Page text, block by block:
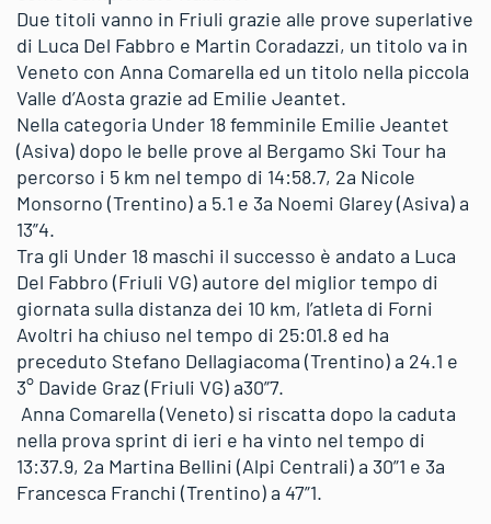
Due titoli vanno in Friuli grazie alle prove superlative
di Luca Del Fabbro e Martin Coradazzi, un titolo va in
Veneto con Anna Comarella ed un titolo nella piccola
Valle d’Aosta grazie ad Emilie Jeantet.
Nella categoria Under 18 femminile Emilie Jeantet
(Asiva) dopo le belle prove al Bergamo Ski Tour ha
percorso i 5 km nel tempo di 14:58.7, 2a Nicole
Monsorno (Trentino) a 5.1 e 3a Noemi Glarey (Asiva) a
13”4.
Tra gli Under 18 maschi il successo è andato a Luca
Del Fabbro (Friuli VG) autore del miglior tempo di
giornata sulla distanza dei 10 km, l’atleta di Forni
Avoltri ha chiuso nel tempo di 25:01.8 ed ha
preceduto Stefano Dellagiacoma (Trentino) a 24.1 e
3° Davide Graz (Friuli VG) a30”7.
Anna Comarella (Veneto) si riscatta dopo la caduta
nella prova sprint di ieri e ha vinto nel tempo di
13:37.9, 2a Martina Bellini (Alpi Centrali) a 30”1 e 3a
Francesca Franchi (Trentino) a 47”1.